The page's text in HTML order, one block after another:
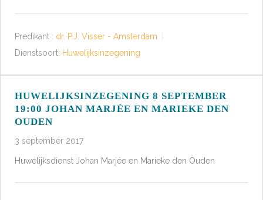
Predikant : dr. P.J. Visser - Amsterdam
Dienstsoort: Huwelijksinzegening
HUWELIJKSINZEGENING 8 SEPTEMBER
19:00 JOHAN MARJÉE EN MARIEKE DEN
OUDEN
3 september 2017
Huwelijksdienst Johan Marjée en Marieke den Ouden